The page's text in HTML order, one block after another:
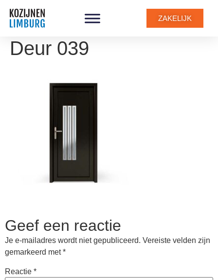
ZAKELIJK
Deur 039
Geef een reactie
Je e-mailadres wordt niet gepubliceerd. Vereiste velden zijn
gemarkeerd met*
Reactie *